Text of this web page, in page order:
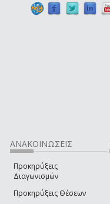
ΑΝΑΚΟΙΝΩΣΕΙΣ
Προκηρύξεις
Διαγωνισμών
Προκηρύξεις Θέσεων